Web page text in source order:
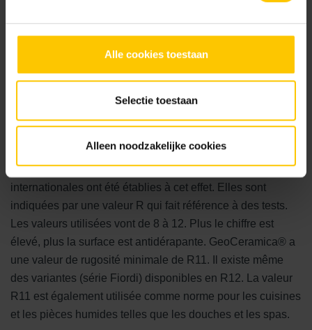
Alle cookies toestaan
Selectie toestaan
Alleen noodzakelijke cookies
6. Sécurité de marche
Une surface antidérapante et sûre
Une surface carrelée doit être sûre pour la marche dans
différentes conditions (météorologiques). Des normes
internationales ont été établies à cet effet. Elles sont
indiquées par une valeur R qui fait référence à des tests.
Les valeurs utilisées vont de 8 à 12. Plus le chiffre est
élevé, plus la surface est antidérapante. GeoCeramica® a
une valeur de rugosité minimale de R11. Il existe même
des variantes (série Fiordi) disponibles en R12. La valeur
R11 est également utilisée comme norme pour les cuisines
et les pièces humides telles que les douches et les spas.